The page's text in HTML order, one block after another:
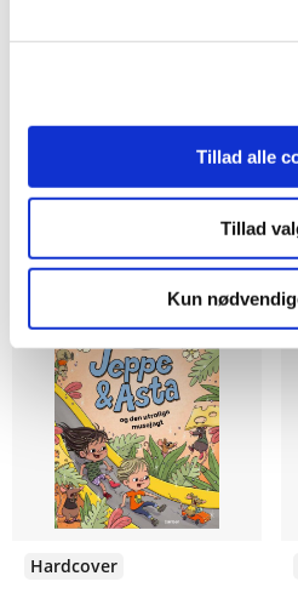
Tillad alle
Tillad
Kun
Papbog
Hardcover